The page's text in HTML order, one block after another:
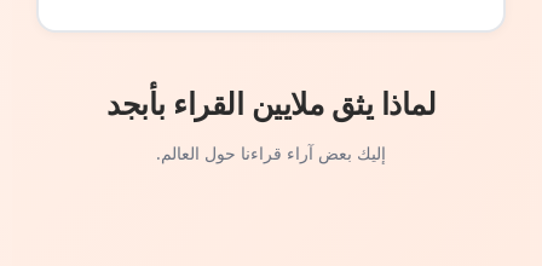
لماذا يثق ملايين القراء بأبجد
إليك بعض آراء قراءنا حول العالم.